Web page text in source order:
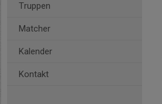
Truppen
Matcher
Kalender
Kontakt